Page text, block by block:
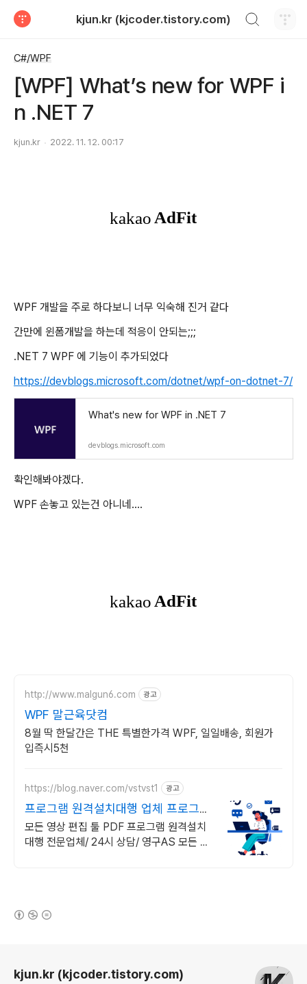
kjun.kr (kjcoder.tistory.com)
C#/WPF
[WPF] What’s new for WPF i
n .NET 7
kjun.kr 2022. 11. 12. 00:17
WPF 개발을 주로 하다보니 너무 익숙해 진거 같다
간만에 윈폼개발을 하는데 적응이 안되는;;;
.NET 7 WPF 에 기능이 추가되었다
https://devblogs.microsoft.com/dotnet/wpf-on-dotnet-7/
What's new for WPF in .NET 7
devblogs.microsoft.com
확인해봐야겠다.
WPF 손놓고 있는건 아니네....
http://www.malgun6.com 광고
WPF 말근육닷컴
8월 딱 한달간은 THE 특별한가격 WPF, 일일배송, 회원가
입즉시5천
https://blog.naver.com/vstvst1 광고
프로그램 원격설치대행 업체 프로그램
원격설치대행 전문
모든 영상 편집 툴 PDF 프로그램 원격설치
대행 전문업체/ 24시 상담/ 영구AS 모든 영
kjun.kr (kjcoder.tistory.com)